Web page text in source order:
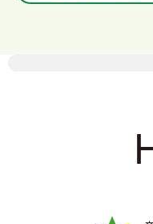
ンチャーにて自治体